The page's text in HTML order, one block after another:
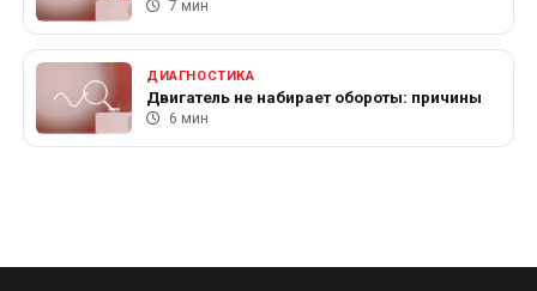
7 мин
ДИАГНОСТИКА
Двигатель не набирает обороты: причины
6 мин